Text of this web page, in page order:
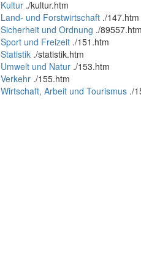
Kultur ./kultur.htm
Land- und Forstwirtschaft ./147.htm
Sicherheit und Ordnung ./89557.htm
Sport und Freizeit ./151.htm
Statistik ./statistik.htm
Umwelt und Natur ./153.htm
Verkehr ./155.htm
Wirtschaft, Arbeit und Tourismus ./